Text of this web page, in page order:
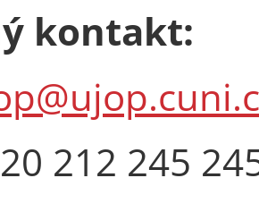
4 807 €
kontakt:
212 245